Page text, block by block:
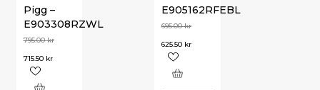
E905162RFEBL
695.00kr
625.50 kr
Pigg –
E903308RZWL
795.00kr
715.50 kr